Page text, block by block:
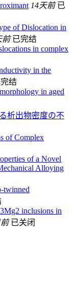
14天前 已
of Dislocation in
前 已完结
in complex
in the
结
in aged
析出物密度の不
of Complex
of a Novel
Alloying
twinned
inclusions in
已关闭